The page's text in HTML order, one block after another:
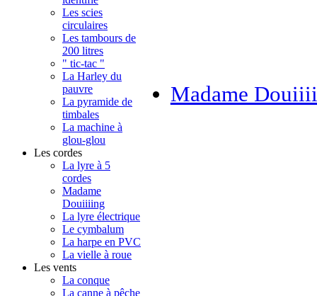
Madame
Les scies
circulaires
Les tambours de
200 litres
" tic-tac "
La Harley du
pauvre
La pyramide de
timbales
La machine à
glou-glou
Les cordes
La lyre à 5
cordes
Madame
Douiiiing
La lyre électrique
Le cymbalum
La harpe en PVC
La vielle à roue
Les vents
La conque
La canne à pêche